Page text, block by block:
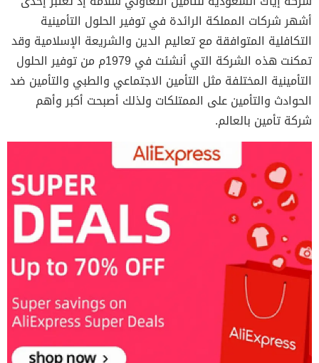
أشهر شركات المملكة الرائدة في توفير الحلول التأمينية
التكافلية المتوافقة مع تعاليم الدين والشريعة الإسلامية وقد
تمكنت هذه الشركة التي أنشئت في 1979م من توفير الحلول
التأمينية المختلفة مثل التأمين الاجتماعي والطبي والتأمين ضد
الحوادث والتأمين على الممتلكات ولذلك أصبحت أكبر وأهم
شركة تأمين بالعالم.